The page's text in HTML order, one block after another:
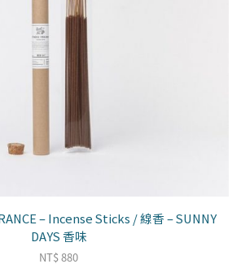
– Incense Sticks / 線香 – SUNNY
DAYS 香味
NT$880